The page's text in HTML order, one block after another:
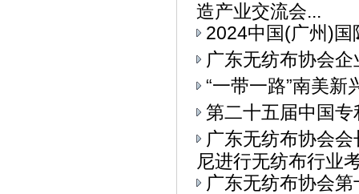
造产业交流会...
2024中国(广州)
广东无纺布协会
“一带一路”南美
第二十五届中国
广东无纺布协会
尼进行无纺布行业
广东无纺布协会